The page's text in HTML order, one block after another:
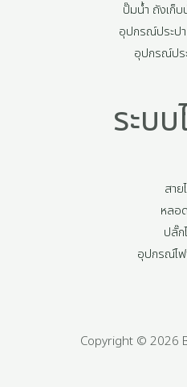
ปั๊มน้ำ ถังเก็
อุปกรณ์ประป
อุปกรณ์ปร
ระบ
สาย
หลอ
ปลั๊ก
อุปกรณ์ไ
Copyright © 2026